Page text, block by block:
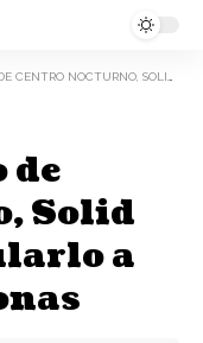
SOLID GOLD, TRAS VINCULARLO A LA TRATA DE PERSONAS
de
Solid
a